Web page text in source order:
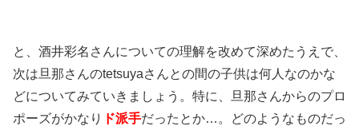
と、酒井彩名さんについての理解を改めて深めたうえで、
次は旦那さんのtetsuyaさんとの間の子供は何人なのかな
どについてみていきましょう。特に、旦那さんからのプロ
ポーズがかなり
ド派手だったとか…。どのようなものだっ